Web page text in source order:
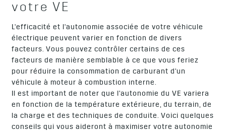
votre VE
L'efficacité et l'autonomie associée de votre véhicule
électrique peuvent varier en fonction de divers
facteurs. Vous pouvez contrôler certains de ces
facteurs de manière semblable à ce que vous feriez
pour réduire la consommation de carburant d'un
véhicule à moteur à combustion interne.
Il est important de noter que l'autonomie du VE variera
en fonction de la température extérieure, du terrain, de
la charge et des techniques de conduite. Voici quelques
conseils qui vous aideront à maximiser votre autonomie